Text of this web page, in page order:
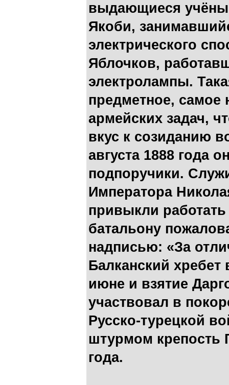
выдающиеся
Якоби,
электрического
Яблочков,
электролампы.
предметное, самое
армейских задач,
вкус к созиданию
августа 1888 года
подпоручики.
Императора
привыкли
батальону
надписью: «За
Балканский хребет
июне и взятие
участвовал в
Русско-турецкой
штурмом крепость
года.